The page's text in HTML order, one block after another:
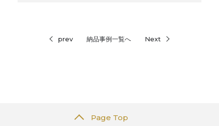
prev 納品事例一覧へ Next
Page Top